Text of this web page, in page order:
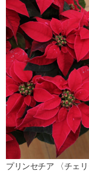
プリンセチア 〈チェ